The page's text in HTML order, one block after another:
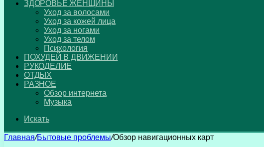
ЗДОРОВЬЕ ЖЕНЩИНЫ
Уход за волосами
Уход за кожей лица
Уход за ногами
Уход за телом
Психология
ПОХУДЕЙ В ДВИЖЕНИИ
РУКОДЕЛИЕ
ОТДЫХ
РАЗНОЕ
Обзор интернета
Музыка
Искать
Главная/Бытовые проблемы/Обзор навигационных карт